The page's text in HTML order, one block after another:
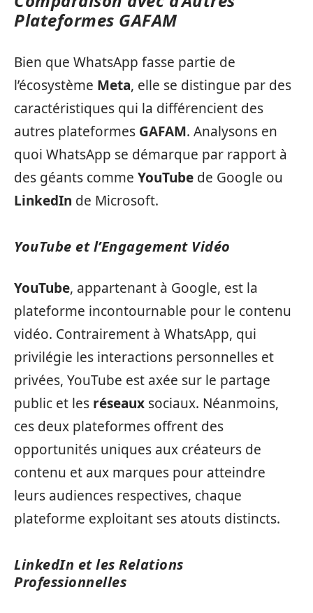
Plateformes GAFAM
Bien que WhatsApp fasse partie de
l’écosystème Meta, elle se distingue par des
caractéristiques qui la différencient des
autres plateformes GAFAM. Analysons en
quoi WhatsApp se démarque par rapport à
des géants comme YouTube de Google ou
LinkedIn de Microsoft.
YouTube et l’Engagement Vidéo
YouTube, appartenant à Google, est la
plateforme incontournable pour le contenu
vidéo. Contrairement à WhatsApp, qui
privilégie les interactions personnelles et
privées, YouTube est axée sur le partage
public et les réseaux sociaux. Néanmoins,
ces deux plateformes offrent des
opportunités uniques aux créateurs de
contenu et aux marques pour atteindre
leurs audiences respectives, chaque
plateforme exploitant ses atouts distincts.
LinkedIn et les Relations
Professionnelles